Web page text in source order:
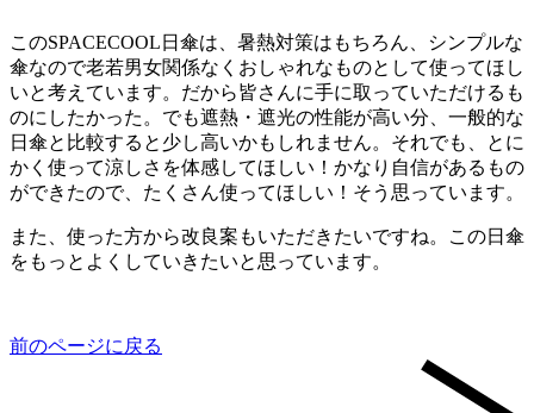
このSPACECOOL日傘は、暑熱対策はもちろん、シンプルな
傘なので老若男女関係なくおしゃれなものとして使ってほし
いと考えています。だから皆さんに手に取っていただけるも
のにしたかった。でも遮熱・遮光の性能が高い分、一般的な
日傘と比較すると少し高いかもしれません。それでも、とに
かく使って涼しさを体感してほしい！かなり自信があるもの
ができたので、たくさん使ってほしい！そう思っています。
また、使った方から改良案もいただきたいですね。この日傘
をもっとよくしていきたいと思っています。
前のページに戻る